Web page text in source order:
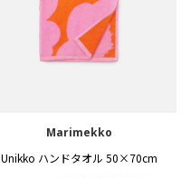
Marimekko
Unikko ハンドタオル 50×70cm